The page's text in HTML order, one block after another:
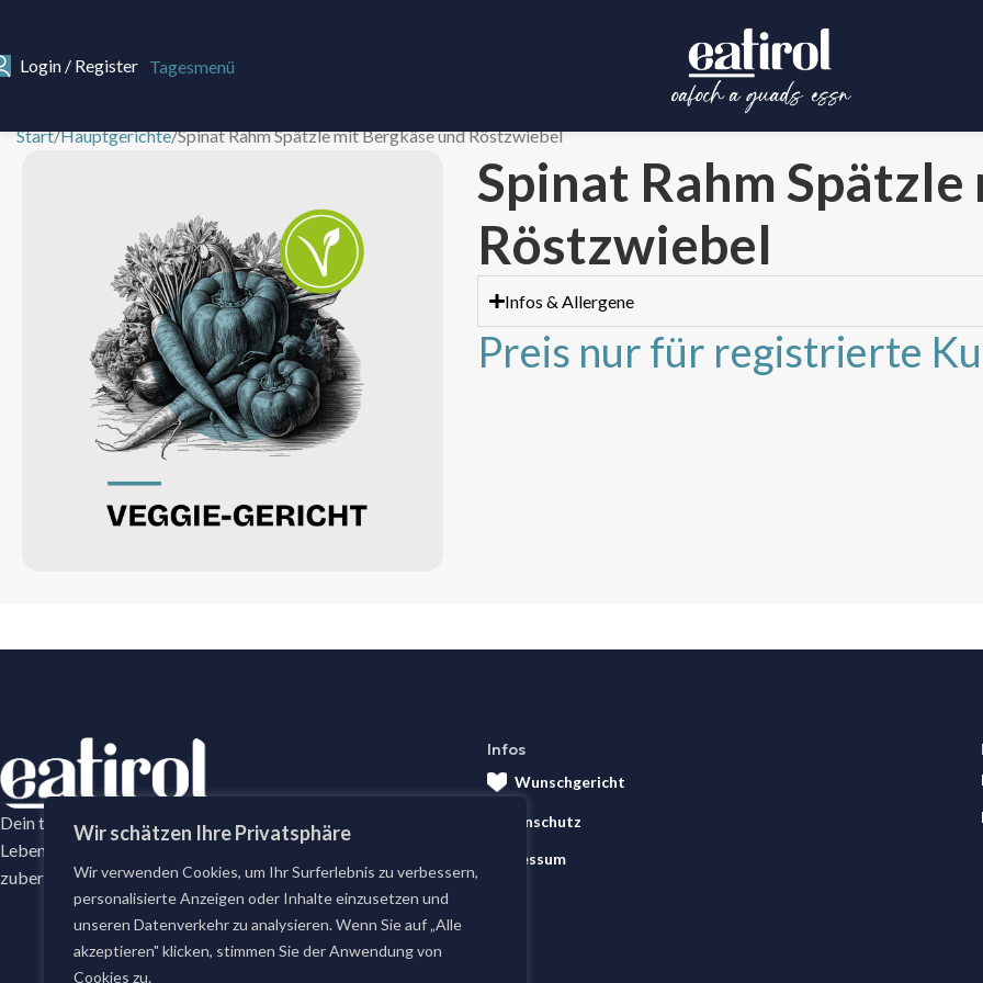
Wir schätzen Ihre Privatsphäre
Wir verwenden Cookies, um Ihr Surferlebnis zu verbessern,
personalisierte Anzeigen oder Inhalte einzusetzen und
unseren Datenverkehr zu analysieren. Wenn Sie auf „Alle
akzeptieren" klicken, stimmen Sie der Anwendung von
Cookies zu.
Login / Register Tagesmenü
Start Hauptgerichte Spinat Rahm Spätzle mit Bergkäse und Röstzwiebel
Spinat Rahm
Röstzwiebel
Infos & Allergene
Preis nur für registrierte
Dein tägliches Frische-Versprechen mit erstklassige
Lebensmittel. Bei eatirol bestellst du täglich frisch
zubereitete Gerichte und erstklassige Lebensmittel.
Infos
Wunschgericht
Datenschutz
Impressum